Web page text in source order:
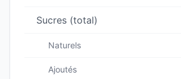
Sucres (total)
Naturels
Ajoutés